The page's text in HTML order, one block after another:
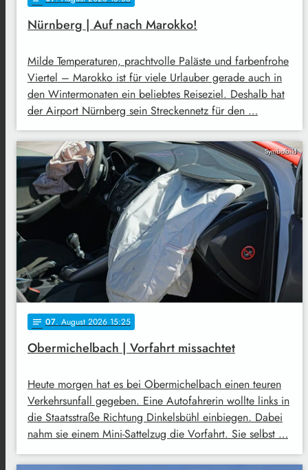
Nürnberg | Auf nach Marokko!
Milde Temperaturen, prachtvolle Paläste und farbenfrohe
Viertel – Marokko ist für viele Urlauber gerade auch in
den Wintermonaten ein beliebtes Reiseziel. Deshalb hat
der Airport Nürnberg sein Streckennetz für den …
Symbolbild
notes 07. August 2026 15:25
Obermichelbach | Vorfahrt missachtet
Heute morgen hat es bei Obermichelbach einen teuren
Verkehrsunfall gegeben. Eine Autofahrerin wollte links in
die Staatsstraße Richtung Dinkelsbühl einbiegen. Dabei
nahm sie einem Mini-Sattelzug die Vorfahrt. Sie selbst …